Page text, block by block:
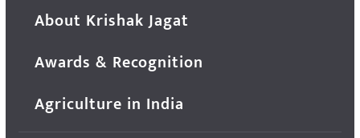
About Krishak Jagat
Awards & Recognition
Agriculture in India